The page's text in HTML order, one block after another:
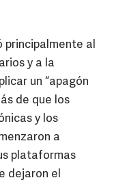
principalmente al
y a la
un “apagón
de que los
y los
a
plataformas
dejaron el